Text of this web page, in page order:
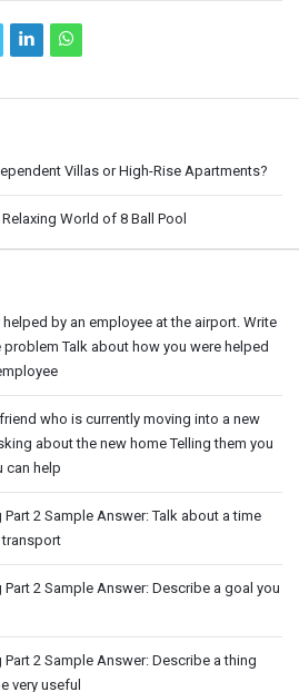
Villas or High-Rise Apartments?
World of 8 Ball Pool
helped by an employee at the airport. Write
Talk about how you were helped
who is currently moving into a new
about the new home Telling them you
can help
Part 2 Sample Answer: Talk about a time
transport
Part 2 Sample Answer: Describe a goal you
Part 2 Sample Answer: Describe a thing
very useful